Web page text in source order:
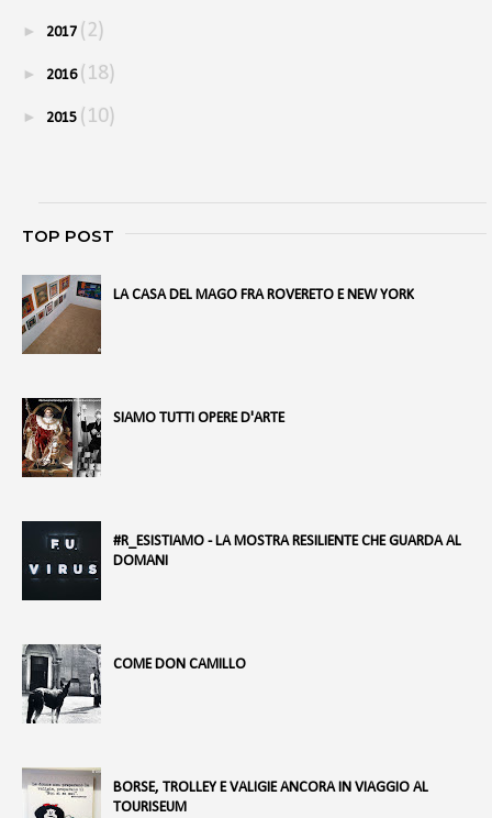
► 2017 (2)
► 2016 (18)
► 2015 (10)
TOP POST
LA CASA DEL MAGO FRA ROVERETO E NEW YORK
SIAMO TUTTI OPERE D'ARTE
#R_ESISTIAMO - LA MOSTRA RESILIENTE CHE GUARDA AL
DOMANI
COME DON CAMILLO
BORSE, TROLLEY E VALIGIE ANCORA IN VIAGGIO AL
TOURISEUM